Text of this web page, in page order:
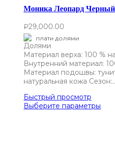
Моника Леопард Черный
₽29,000.00
плати долями
Материал верха: 100 %
Внутренний материал:
Материал подошвы:
натуральная кожа
Быстрый просмотр
Выберите параметры